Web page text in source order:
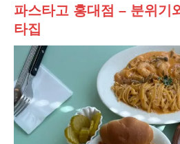
파스타고 홍대점 – 분위기
타집